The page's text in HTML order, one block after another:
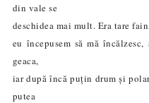
din vale se
deschidea mai mult. Era tare
eu începusem să mă
geaca,
iar după încă puțin drum și
putea